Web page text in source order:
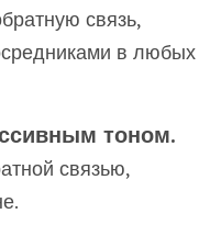
связь,
в любых
тоном.
связью,